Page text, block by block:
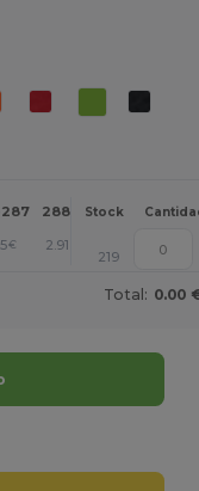
287 288 + Más
Stock
€ 2.91 +
219
Total: 0.00